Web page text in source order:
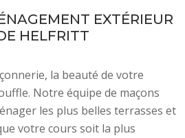
EXTÉRIEUR
HELFRITT
la beauté de votre
Notre équipe de maçons
les plus belles terrasses et
votre cours soit la plus